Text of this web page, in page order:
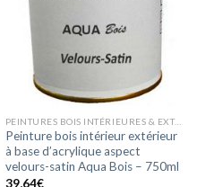
PEINTURES BOIS INTÉRIEURES & EXTÉRIEURES ASPECT VELOURS-SATIN
Peinture bois intérieur extérieur
à base d’acrylique aspect
velours-satin Aqua Bois – 750ml
39,64€